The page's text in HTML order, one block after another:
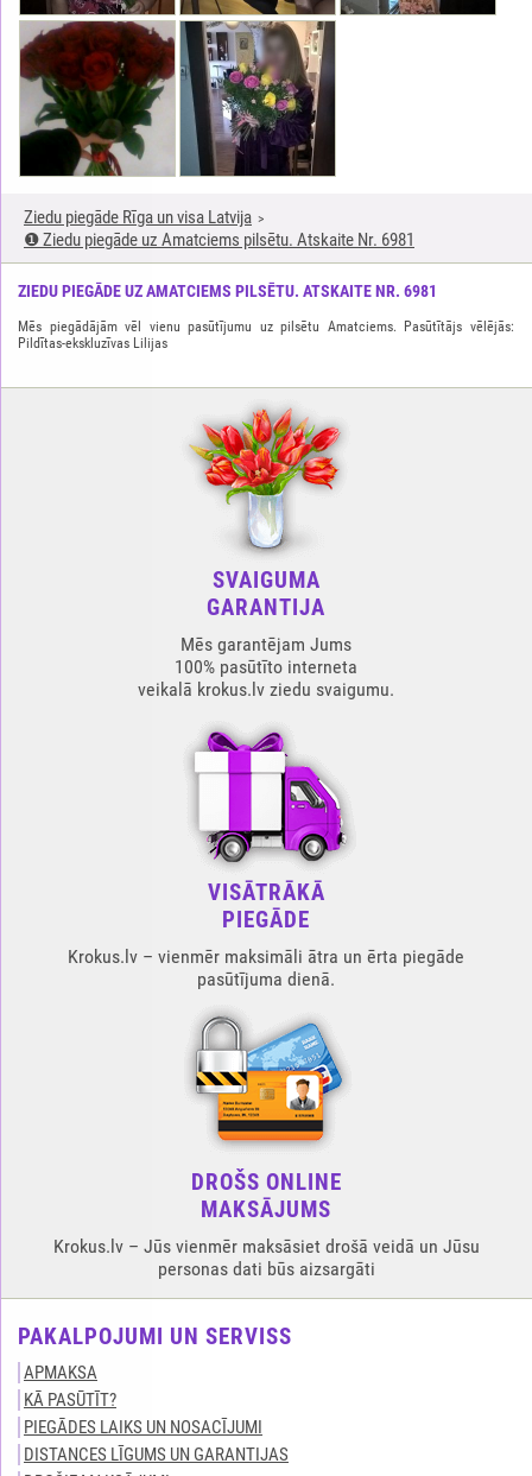
Ziedu piegāde Rīga un visa Latvija
❶ Ziedu piegāde uz Amatciems pilsētu. Atskaite Nr. 6981
ZIEDU PIEGĀDE UZ AMATCIEMS PILSĒTU. ATSKAITE NR. 6981
Mēs piegādājām vēl vienu pasūtījumu uz pilsētu Amatciems. Pasūtītājs vēlējās:
Pildītas-ekskluzīvas Lilijas
SVAIGUMA
GARANTIJA
Mēs garantējam Jums
100% pasūtīto interneta
veikalā krokus.lv ziedu svaigumu.
VISĀTRĀKĀ
PIEGĀDE
Krokus.lv – vienmēr maksimāli ātra un ērta piegāde
pasūtījuma dienā.
DROŠS ONLINE
MAKSĀJUMS
Krokus.lv – Jūs vienmēr maksāsiet drošā veidā un Jūsu
personas dati būs aizsargāti
PAKALPOJUMI UN SERVISS
APMAKSA
KĀ PASŪTĪT?
PIEGĀDES LAIKS UN NOSACĪJUMI
DISTANCES LĪGUMS UN GARANTIJAS